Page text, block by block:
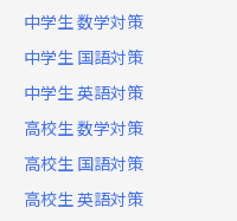
中学生 数学対策
中学生 国語対策
中学生 英語対策
高校生 数学対策
高校生 国語対策
高校生 英語対策